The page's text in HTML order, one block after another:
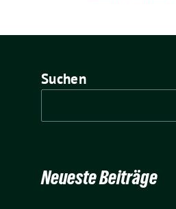
Suchen
Neueste Beiträge